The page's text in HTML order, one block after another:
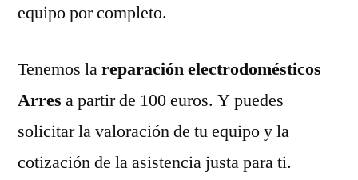
equipo por completo.
Tenemos lareparación electrodomésticos
Arres a partir de 100 euros. Y puedes
solicitar la valoración de tu equipo y la
cotización de la asistencia justa para ti.